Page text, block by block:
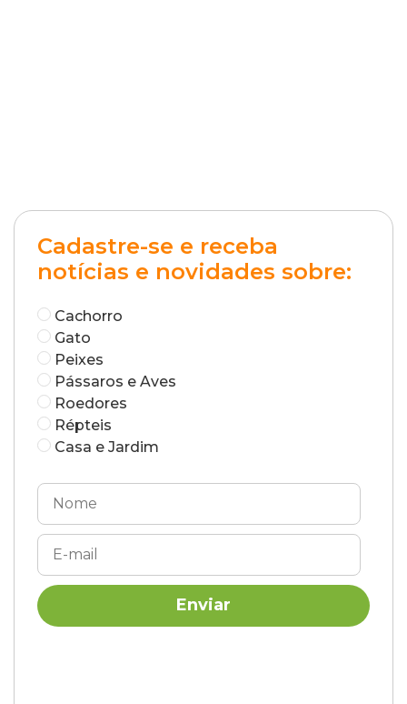
Cadastre-se e receba
notícias e novidades sobre:
Cachorro
Gato
Peixes
Pássaros e Aves
Roedores
Répteis
Casa e Jardim